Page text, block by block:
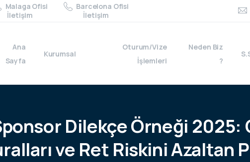
Malaga Ofisi
İletişim
Barcelona Ofisi
İletişim
Ana
Sayfa
Kurumsal
Oturum/Vize
İşlemleri
Neden Biz
?
DilekçeÖrneği 2025:
ve Ret RiskiniAzaltan